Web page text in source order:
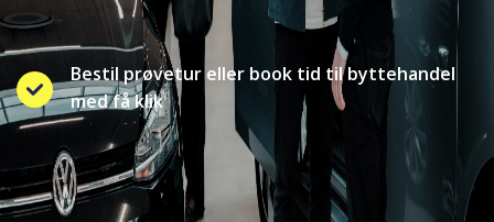
Bestil prøvetur eller book tid til byttehandel
med få klik